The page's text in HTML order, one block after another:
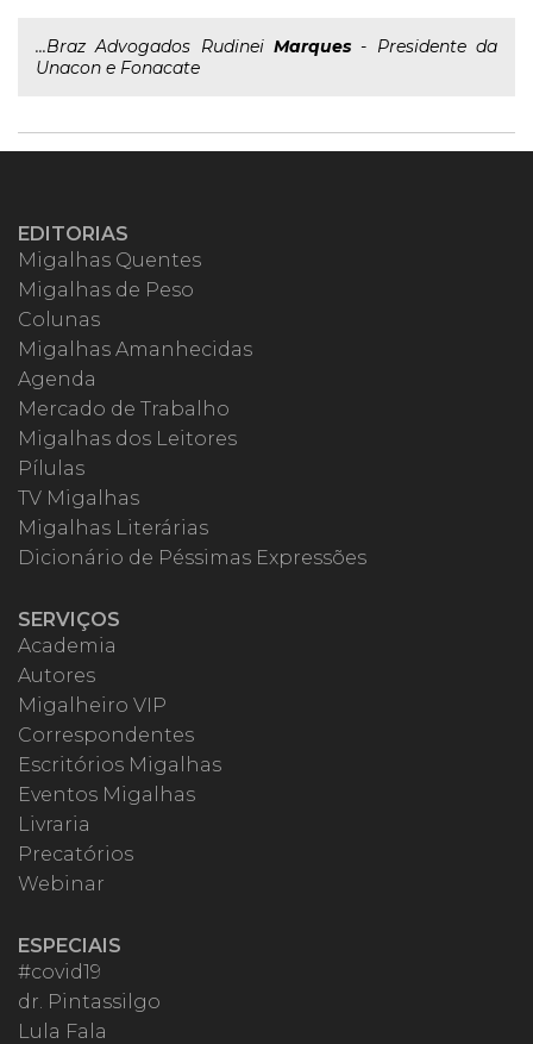
...Braz Advogados Rudinei Marques - Presidente da
Unacon e Fonacate
EDITORIAS
Migalhas Quentes
Migalhas de Peso
Colunas
Migalhas Amanhecidas
Agenda
Mercado de Trabalho
Migalhas dos Leitores
Pílulas
TV Migalhas
Migalhas Literárias
Dicionário de Péssimas Expressões
SERVIÇOS
Academia
Autores
Migalheiro VIP
Correspondentes
Escritórios Migalhas
Eventos Migalhas
Livraria
Precatórios
Webinar
ESPECIAIS
#covid19
dr. Pintassilgo
Lula Fala